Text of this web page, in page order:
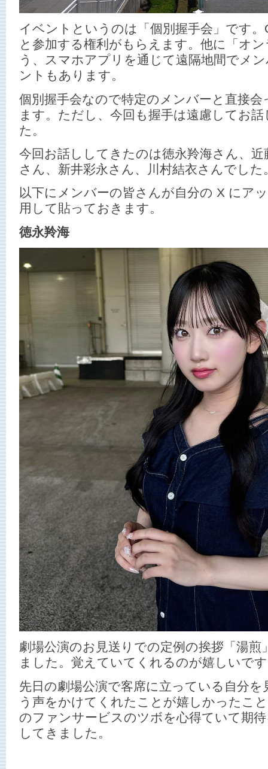
イベントというのは「個別握手会」です
と参加する権利がもらえます。他に「オ
う、スマホアプリを通じて遠隔地間でメ
ントもあります。
個別握手会なので特定のメンバーと直接
ます。ただし、今回も握手は遠慮してお
た。
今回お話ししてきたのは徳永羚海さん、
さん、新井彩永さん、川村結衣さんでした
以下にメンバーの皆さんが自分の X にア
用して貼っておきます。
徳永羚海
劇場公演のお見送りでの定例の挨拶「湯
ました。覚えていてくれるのが嬉しいで
先日の劇場公演で客席に立っている自分
う声をかけてくれたことが嬉しかったこ
のファンサービスのツボを心得ていて期
してきました。